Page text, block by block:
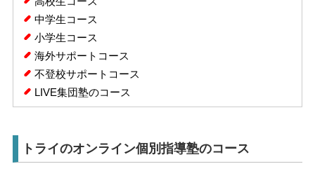
中学生コース
小学生コース
海外サポートコース
不登校サポートコース
LIVE集団塾のコース
トライのオンライン個別指導塾のコース